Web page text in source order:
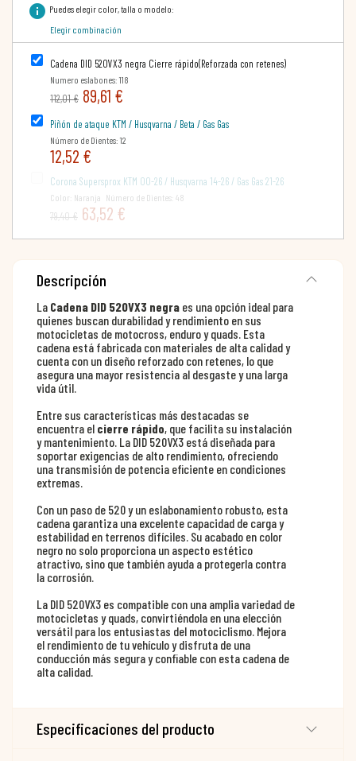
info Puedes elegir color, talla o modelo:
Elegir combinación
Cadena DID 520VX3 negra Cierre rápido(Reforzada con retenes)
Numero eslabones: 118
112,01 € 89,61 €
Piñón de ataque KTM / Husqvarna / Beta / Gas Gas
Número de Dientes: 12
12,52 €
Corona Supersprox KTM 00-26 / Husqvarna 14-26 / Gas Gas 21-26
Color: Naranja Número de Dientes: 48
79,40 € 63,52 €
Descripción
La Cadena DID 520VX3 negra es una opción ideal para
quienes buscan durabilidad y rendimiento en sus
motocicletas de motocross, enduro y quads. Esta
cadena está fabricada con materiales de alta calidad y
cuenta con un diseño reforzado con retenes, lo que
asegura una mayor resistencia al desgaste y una larga
vida útil.
Entre sus características más destacadas se
encuentra el cierre rápido, que facilita su instalación
y mantenimiento. La DID 520VX3 está diseñada para
soportar exigencias de alto rendimiento, ofreciendo
una transmisión de potencia eficiente en condiciones
extremas.
Con un paso de 520 y un eslabonamiento robusto, esta
cadena garantiza una excelente capacidad de carga y
estabilidad en terrenos difíciles. Su acabado en color
negro no solo proporciona un aspecto estético
atractivo, sino que también ayuda a protegerla contra
la corrosión.
La DID 520VX3 es compatible con una amplia variedad de
motocicletas y quads, convirtiéndola en una elección
versátil para los entusiastas del motociclismo. Mejora
el rendimiento de tu vehículo y disfruta de una
conducción más segura y confiable con esta cadena de
alta calidad.
Especificaciones del producto